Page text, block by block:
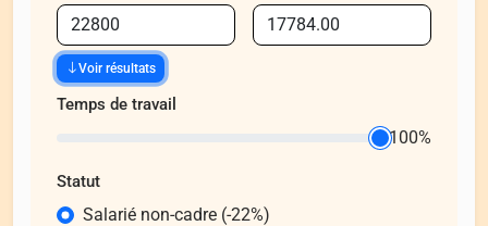
Voir résultats
Temps de travail
100%
Statut
Salarié non-cadre (-22%)